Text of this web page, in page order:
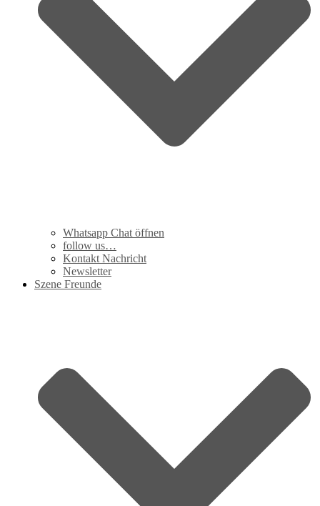
Whatsapp Chat öffnen
follow us…
Kontakt Nachricht
Newsletter
Szene Freunde